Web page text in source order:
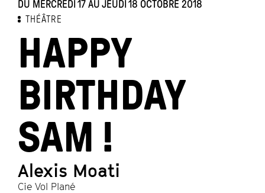
DU MERCREDI 17 AU JEUDI 18 OCTOBRE 2018
THÉÂTRE
HAPPY
BIRTHDAY
SAM !
Alexis Moati
Cie Vol Plané